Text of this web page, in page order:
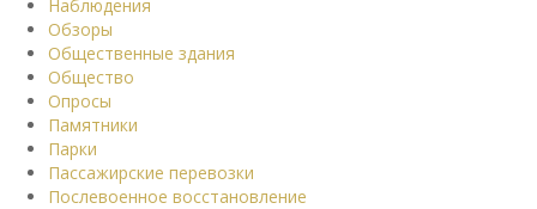
Наблюдения
Обзоры
Общественные здания
Общество
Опросы
Памятники
Парки
Пассажирские перевозки
Послевоенное восстановление